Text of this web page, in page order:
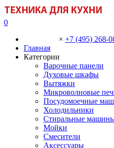
0
× +7 (495) 268-
Главная
Категории
Варочные панели
Духовые шкафы
Вытяжки
Микроволновые
Посудомоечные
Холодильники
Стиральные
Мойки
Смесители
Аксессуары